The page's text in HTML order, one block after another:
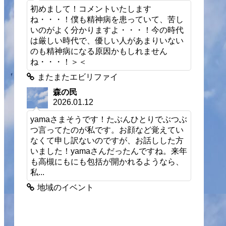
初めまして！コメントいたします
ね・・・！僕も精神病を患っていて、苦し
いのがよく分かりますよ・・・！今の時代
は厳しい時代で、優しい人があまりいない
のも精神病になる原因かもしれません
ね・・・！＞＜
またまたエビリファイ
森の民
2026.01.12
yamaさまそうです！たぶんひとりでぶつぶ
つ言ってたのが私です。お顔など覚えてい
なくて申し訳ないのですが、お話しした方
いました！yamaさんだったんですね。来年
も高槻にもにも包括が開かれるようなら、
私...
地域のイベント